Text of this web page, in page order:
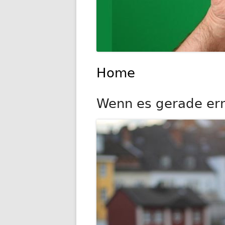
Home
Wenn es gerade